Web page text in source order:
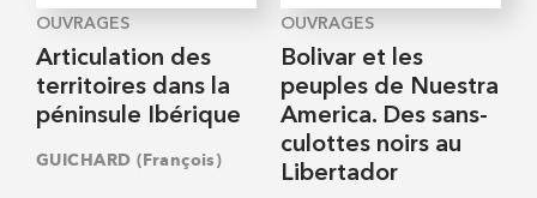
OUVRAGES
Articulation des
territoires dans la
péninsule Ibérique
GUICHARD (François)
OUVRAGES
Bolivar et les
peuples de Nuestra
America. Des sans-
culottes noirs au
Libertador